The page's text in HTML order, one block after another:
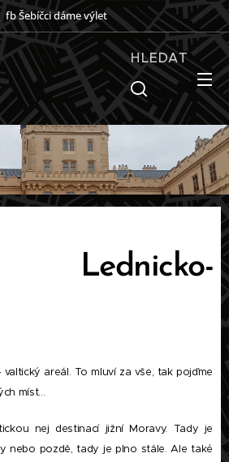
fb Šebíčci dáme výlet
HLEDAT
Lednicko-
areál. To mluví za vše, tak pojďme
míst...
nej destinací jižní Moravy. Tady je
nebo pozdě, tady je plno stále. Ale také